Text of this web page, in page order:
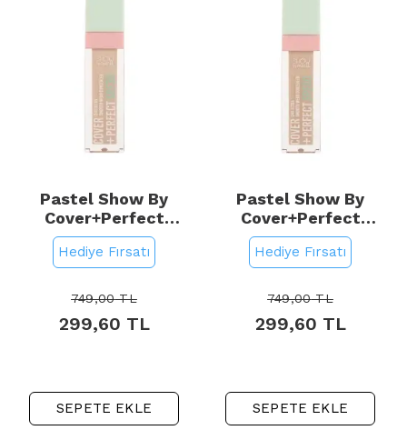
Pastel Show By
Cover+Perfect
Concealar SPF 30 -
Kapatıcı No: 303 Baby
Hediye Fırsatı
749,00TL
299,60 TL
SEPETE EKLE
Pastel Show By
Cover+Perfect
Concealar SPF 30 -
Kapatıcı No: 305 Sand
Hediye Fırsatı
749,00TL
299,60 TL
SEPETE EKLE